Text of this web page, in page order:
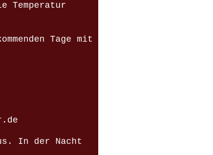
Temperatur
Tage mit
In der Nacht